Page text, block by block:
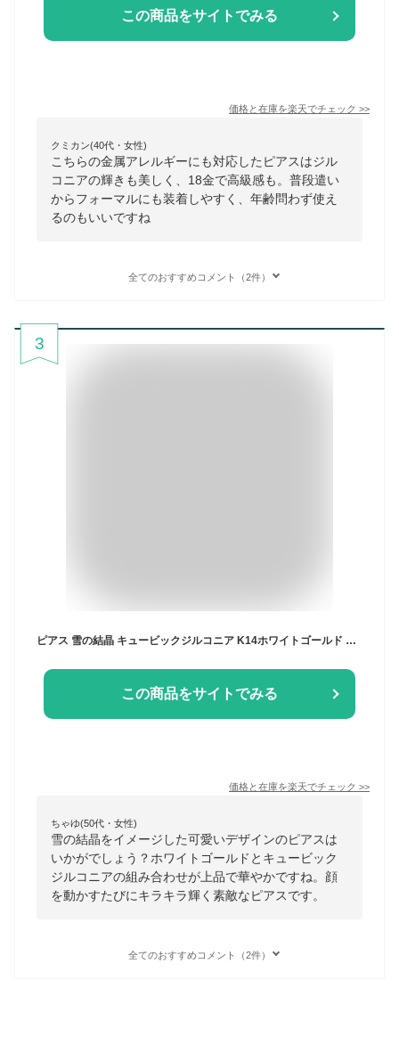
この商品をサイトでみる
価格と在庫を楽天でチェック >>
クミカン(40代・女性)
こちらの金属アレルギーにも対応したピアスはジル
コニアの輝きも美しく、18金で高級感も。普段遣い
からフォーマルにも装着しやすく、年齢問わず使え
るのもいいですね
全てのおすすめコメント（2件）
3
ピアス 雪の結晶 キュービックジルコニア K14ホワイトゴールド SNOW スノー 品質保証書 女性 レディース ジュエリー アクセサリー 人気 おすすめ プレゼント ギフト 贈り物 送料無料 SSS
この商品をサイトでみる
価格と在庫を楽天でチェック >>
ちゃゆ(50代・女性)
雪の結晶をイメージした可愛いデザインのピアスは
いかがでしょう？ホワイトゴールドとキュービック
ジルコニアの組み合わせが上品で華やかですね。顔
を動かすたびにキラキラ輝く素敵なピアスです。
全てのおすすめコメント（2件）